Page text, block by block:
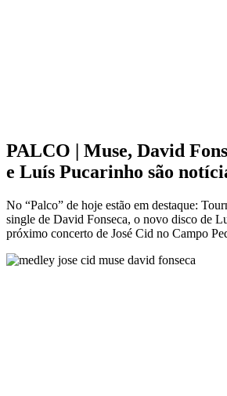
PALCO | Muse, David
e Luís Pucarinho são
No “Palco” de hoje estão em destaque:
single de David Fonseca, o novo disco de
próximo concerto de José Cid no Campo